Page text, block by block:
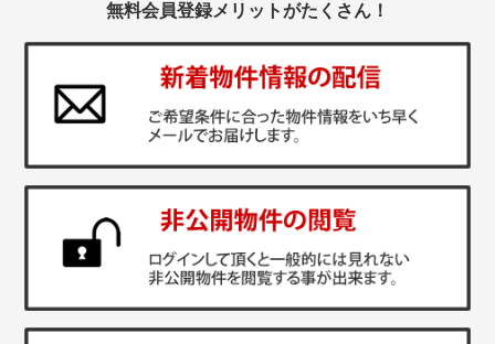
無料会員登録メリットがたくさん！